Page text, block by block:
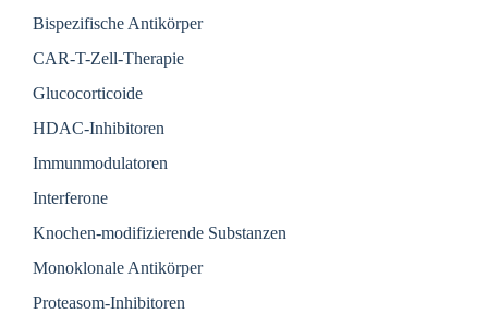
Bispezifische Antikörper
CAR-T-Zell-Therapie
Glucocorticoide
HDAC-Inhibitoren
Immunmodulatoren
Interferone
Knochen-modifizierende Substanzen
Monoklonale Antikörper
Proteasom-Inhibitoren